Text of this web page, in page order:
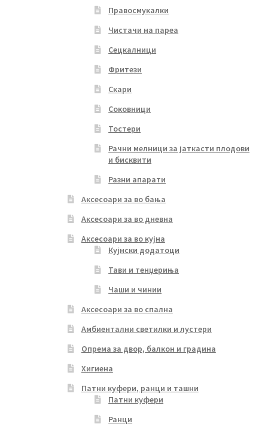
Правосмукалки
Чистачи на пареа
Сецкалници
Фритези
Скари
Соковници
Тостери
Рачни мелници за јаткасти плодови
и бисквити
Разни апарати
Аксесоари за во бања
Аксесоари за во дневна
Аксесоари за во кујна
Кујнски додатоци
Тави и тенџериња
Чаши и чинии
Аксесоари за во спална
Амбиентални светилки и лустери
Опрема за двор, балкон и градина
Хигиена
Патни куфери, ранци и ташни
Патни куфери
Ранци